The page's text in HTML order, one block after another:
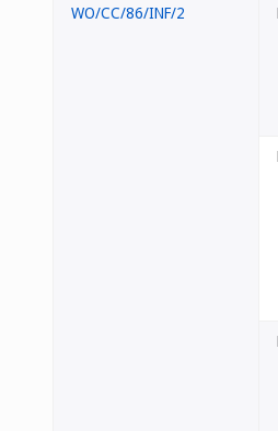
WO/CC/86/INF/2